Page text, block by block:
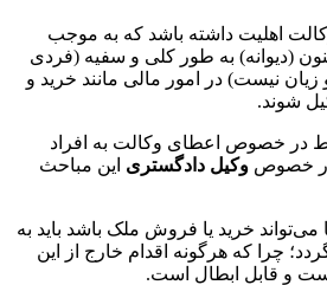
اهلیت داشته باشد که به موجب
(دیوانه) به طور کلی و سفیه (فردی
نیست) در امور مالی مانند خرید و
شوند.
در خصوص اعطای وکالت به افراد
در خصوص وکیل دادگستری این مباحث
خرید یا فروش ملک باشد باید به
چرا که هرگونه اقدام خارج از این
و قابل ابطال است.